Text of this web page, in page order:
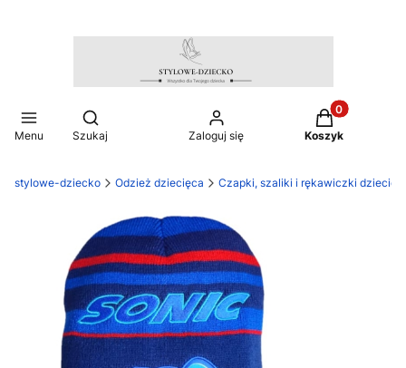
Menu
Otwórz wyszukiwarkę
Szukaj Zaloguj się
Produkty w
Koszyk
stylowe-dziecko Odzież dziecięca Czapki, szaliki i rękawiczki